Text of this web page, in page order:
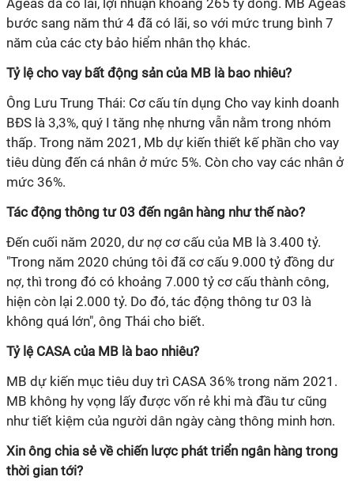
Ageas đã có lãi, lợi nhuận khoảng 265 tỷ đồng. MB Ageas
bước sang năm thứ 4 đã có lãi, so với mức trung bình 7
năm của các cty bảo hiểm nhân thọ khác.
Tỷ lệ cho vay bất động sản của MB là bao nhiêu?
Ông Lưu Trung Thái: Cơ cấu tín dụng Cho vay kinh doanh
BĐS là 3,3%, quý I tăng nhẹ nhưng vẫn nằm trong nhóm
thấp. Trong năm 2021, Mb dự kiến thiết kế phần cho vay
tiêu dùng đến cá nhân ở mức 5%. Còn cho vay các nhân ở
mức 36%.
Tác động thông tư 03 đến ngân hàng như thế nào?
Đến cuối năm 2020, dư nợ cơ cấu của MB là 3.400 tỷ.
"Trong năm 2020 chúng tôi đã cơ cấu 9.000 tỷ đồng dư
nợ, thì trong đó có khoảng 7.000 tỷ cơ cấu thành công,
hiện còn lại 2.000 tỷ. Do đó, tác động thông tư 03 là
không quá lớn", ông Thái cho biết.
Tỷ lệ CASA của MB là bao nhiêu?
MB dự kiến mục tiêu duy trì CASA 36% trong năm 2021.
MB không hy vọng lấy được vốn rẻ khi mà đầu tư cũng
như tiết kiệm của người dân ngày càng thông minh hơn.
Xin ông chia sẻ về chiến lược phát triển ngân hàng trong
thời gian tới?